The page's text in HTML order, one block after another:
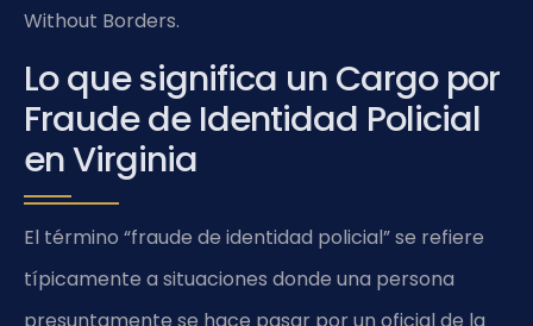
Without Borders.
Lo que significa un Cargo por
Fraude de Identidad Policial
en Virginia
El término “fraude de identidad policial” se refiere
típicamente a situaciones donde una persona